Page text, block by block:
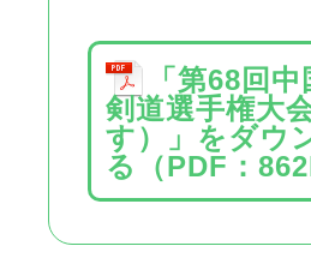
「第68回
剣道選手権大
す）」をダウ
る（PDF：